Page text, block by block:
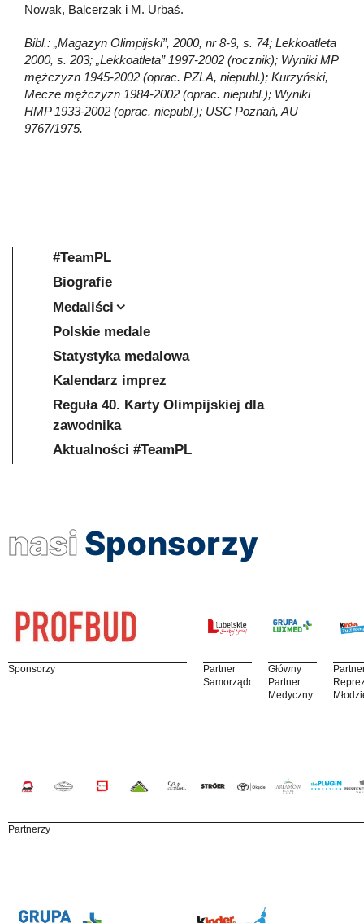
Nowak, Balcerzak i M. Urbaś.
Bibl.: „Magazyn Olimpijski”, 2000, nr 8-9, s. 74; Lekkoatleta
2000, s. 203; „Lekkoatleta” 1997-2002 (rocznik); Wyniki MP
mężczyzn 1945-2002 (oprac. PZLA, niepubl.); Kurzyński,
Mecze mężczyzn 1984-2002 (oprac. niepubl.); Wyniki
HMP 1933-2002 (oprac. niepubl.); USC Poznań, AU
9767/1975.
#TeamPL
Biografie
Medaliści
Polskie medale
Statystyka medalowa
Kalendarz imprez
Reguła 40. Karty Olimpijskiej dla
zawodnika
Aktualności #TeamPL
nasi Sponsorzy
Sponsorzy
Partner
Samorządowy
Główny
Partner
Medyczny
Partnerzy